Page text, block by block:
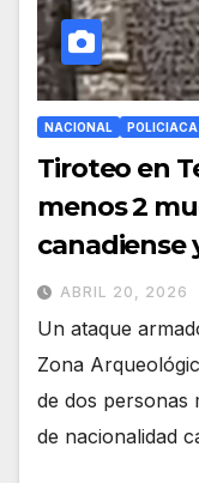
NACIONAL POLICIACA
Tiroteo en
menos 2
canadiense
ABRIL 20, 2026
Un ataque
Zona
de dos
de nacionalidad